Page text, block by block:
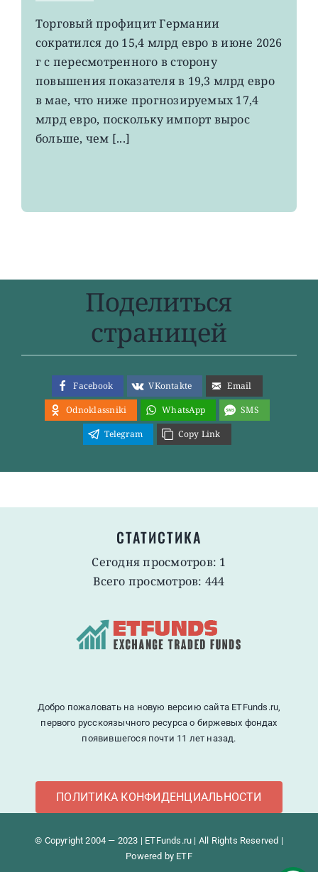
EWG:
немецкий
экспорт
вырос
4-
летнего
Торговый профицит Германии
сократился до 15,4 млрд евро в июне 2026
г с пересмотренного в сторону
повышения показателя в 19,3 млрд евро
в мае, что ниже прогнозируемых 17,4
млрд евро, поскольку импорт вырос
больше, чем [...]
Поделиться
страницей
Facebook VKontakte
Email
Odnoklassniki
WhatsApp
SMS
Telegram
Copy Link
СТАТИСТИКА
Сегодня просмотров: 1
Всего просмотров: 444
Добро пожаловать на новую версию сайта ETFunds.ru,
первого русскоязычного ресурса о биржевых фондах
появившегося почти 11 лет назад.
ПОЛИТИКА КОНФИДЕНЦИАЛЬНОСТИ
© Copyright 2004 — 2023 | ETFunds.ru | All Rights Reserved |
Powered by ETF